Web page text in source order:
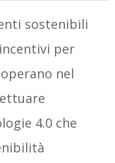
sostenibili
per
nel
4.0 che